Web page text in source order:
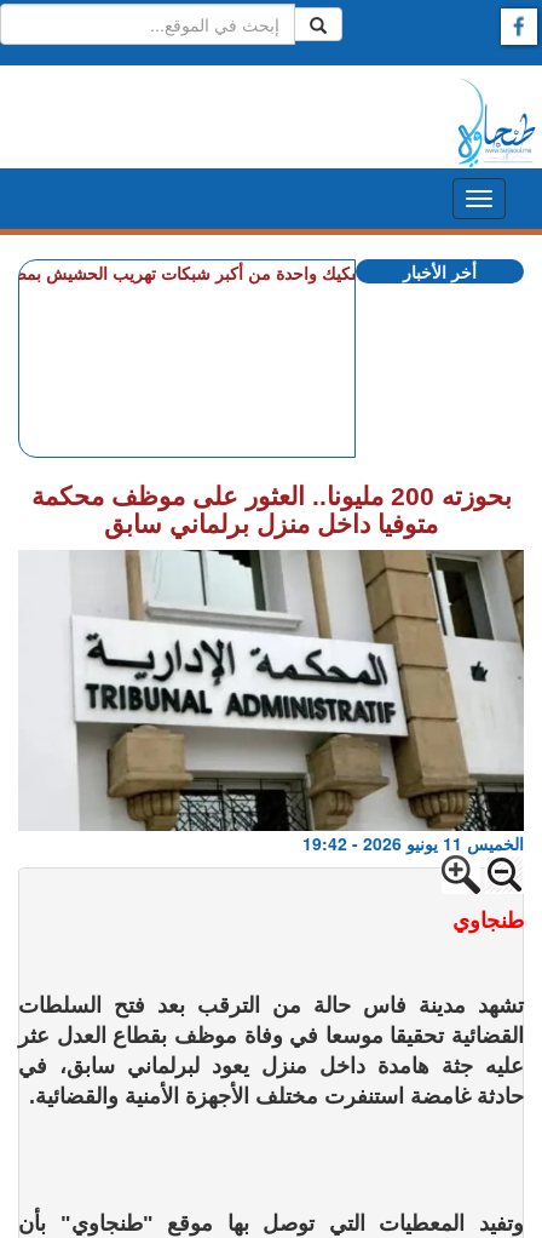
+ إسبانيا.. تفكيك واحدة من أكبر شبكات تهريب الحشيش بمصادرة 10 أطنان واعتقال 57 شخصا (فيديو)
أخر الأخبار
بحوزته 200 مليونا.. العثور على موظف محكمة
متوفيا داخل منزل برلماني سابق
الخميس 11 يونيو 2026 - 19:42
طنجاوي
تشهد مدينة فاس حالة من الترقب بعد فتح السلطات
القضائية تحقيقا موسعا في وفاة موظف بقطاع العدل عثر
عليه جثة هامدة داخل منزل يعود لبرلماني سابق، في
حادثة غامضة استنفرت مختلف الأجهزة الأمنية والقضائية.
وتفيد المعطيات التي توصل بها موقع "طنجاوي" بأن